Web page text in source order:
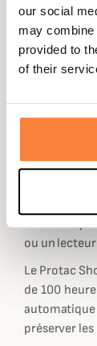
our social
may combine
provided to
of their
aux tireurs
Le Peltor
liée à
casque le
Un menu
votre
ou un
Le Protac
de 100
préserver les